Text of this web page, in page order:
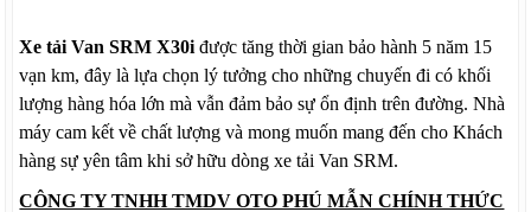
Xe tải Van SRM X30iđược tăng thời gian bảo hành 5 năm 15
vạn km, đây là lựa chọn lý tưởng cho những chuyến đi có khối
lượng hàng hóa lớn mà vẫn đảm bảo sự ổn định trên đường. Nhà
máy cam kết về chất lượng và mong muốn mang đến cho Khách
hàng sự yên tâm khi sở hữu dòng xe tải Van SRM.
CÔNG TY TNHH TMDV OTO PHÚ MẪN CHÍNH THỨC